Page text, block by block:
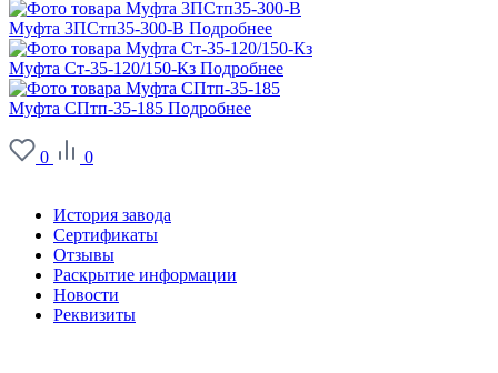
Муфта 3ПСтп35-300-В Подробнее
Муфта Ст-35-120/150-Кз Подробнее
Муфта СПтп-35-185 Подробнее
0
0
История завода
Сертификаты
Отзывы
Раскрытие информации
Новости
Реквизиты